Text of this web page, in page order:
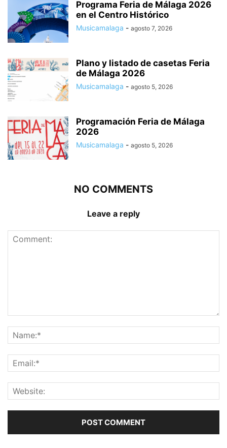
Programa Feria de Málaga 2026
en el Centro Histórico
Musicamalaga - agosto 7, 2026
Plano y listado de casetas Feria
de Málaga 2026
Musicamalaga - agosto 5, 2026
Programación Feria de Málaga
2026
Musicamalaga - agosto 5, 2026
NO COMMENTS
Leave a reply